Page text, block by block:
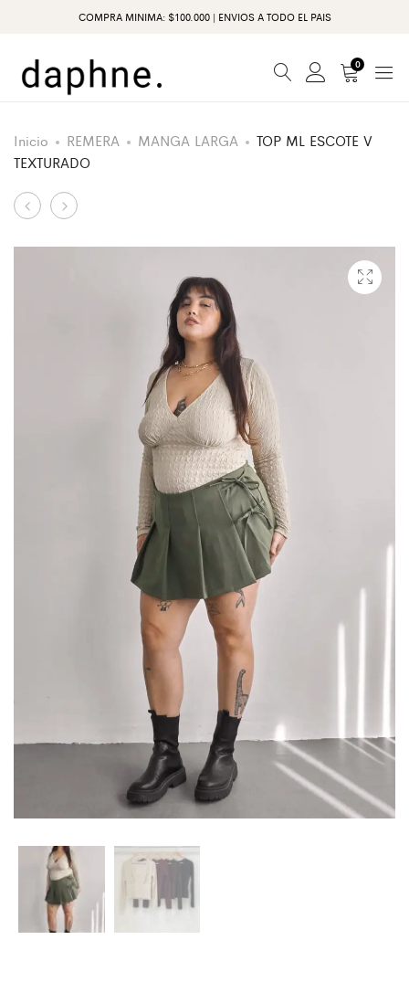
COMPRA MINIMA: $100.000 | ENVIOS A TODO EL PAIS
0
Inicio REMERA MANGA LARGA
TOP ML ESCOTE V
TEXTURADO
Producto
de
CHOMBA
REMERA